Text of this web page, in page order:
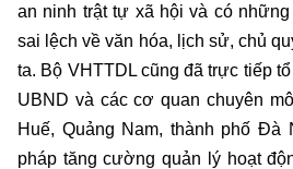
an ninh trật tự xã hội và có
sai lệch về văn hóa, lịch sử, chủ
ta. Bộ VHTTDL cũng đã trực tiếp
UBND và các cơ quan chuyên
Huế, Quảng Nam, thành phố Đà
pháp tăng cường quản lý hoạt